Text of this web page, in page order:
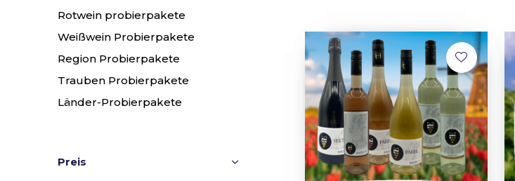
Rotwein probierpakete
Weißwein Probierpakete
Region Probierpakete
Trauben Probierpakete
Länder-Probierpakete
Preis